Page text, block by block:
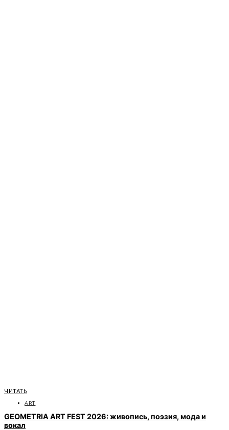
ЧИТАТЬ
ART
GEOMETRIA ART FEST 2026: живопись, поэзия, мода и
вокал